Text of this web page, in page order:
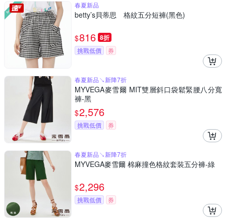
春夏新品
betty’s貝蒂思 格紋五分短褲(黑色)
$816 8折
挑戰低價 券
春夏新品↘新降7折
MYVEGA麥雪爾 MIT雙層斜口袋鬆緊腰八分寬
褲-黑
$2,576
挑戰低價 券
春夏新品↘新降7折
MYVEGA麥雪爾 棉麻撞色格紋套裝五分褲-綠
$2,296
挑戰低價 券